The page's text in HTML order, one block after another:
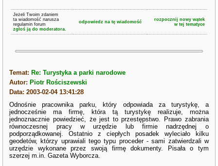
Jeżeli Twoim zdaniem
ta wiadomość narusza
regulamin forum
zgłoś ją do moderatora.
odpowiedz na tę wiadomość
rozpocznij nowy wątek
w tej tematyce
Temat: Re: Turystyka a parki narodowe
Autor: Piotr Rościszewski
Data: 2003-02-04 13:41:28
Odnośnie pracownika parku, który odpowiada za turystykę, a
jednocześnie ma firmę, która tą turystykę realizuje, można
jednoznacznie powiedzieć, że jest to przestępstwo. Prawo zabrania
równoczesnej pracy w urzędzie lub firmie nadrzędnej o
podporządkowanej. Ostatnio z ciepłych posadek wyleciało kilku
geodetów, którzy uprawiali tego typu proceder - sami zatwierdzali w
urzędzie wykonane przez swoją firmę dokumenty. Pisała o tym
szerzej m.in. Gazeta Wyborcza.